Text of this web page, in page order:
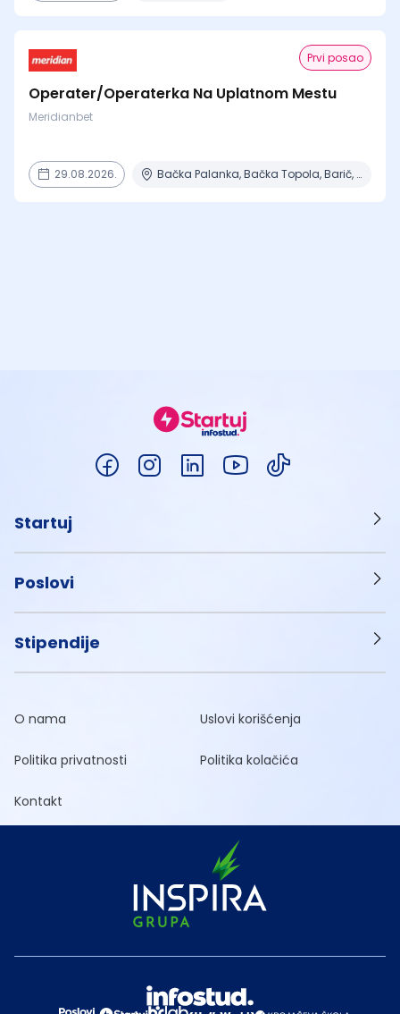
Prvi posao
Operater/Operaterka Na Uplatnom Mestu
Meridianbet
29.08.2026. Bačka Palanka, Bačka Topola, Barič, Beograd, Čajetina + 15 mesta
Startuj
Poslovi
Stipendije
O nama Uslovi korišćenja
Politika privatnosti Politika kolačića
Kontakt